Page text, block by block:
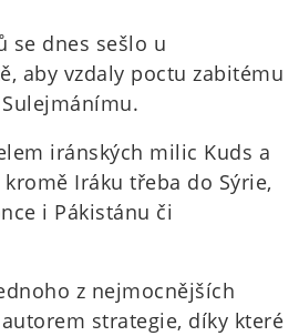
se dnes sešlo u
aby vzdaly poctu zabitému
iránských milic Kuds a
Iráku třeba do Sýrie,
i Pákistánu či
z nejmocnějších
strategie, díky které